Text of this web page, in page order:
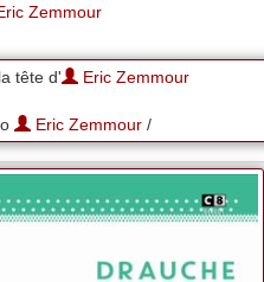
Zemmour
tête d' Eric Zemmour
Eric Zemmour /